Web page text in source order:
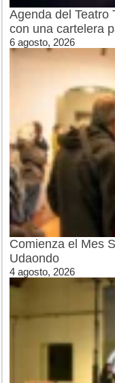
Agenda del Teatro
con una cartelera
6 agosto, 2026
Comienza el Mes
Udaondo
4 agosto, 2026